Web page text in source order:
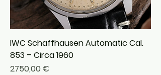
IWC Schaffhausen Automatic Cal.
853 – Circa 1960
Precio
2750,00 €